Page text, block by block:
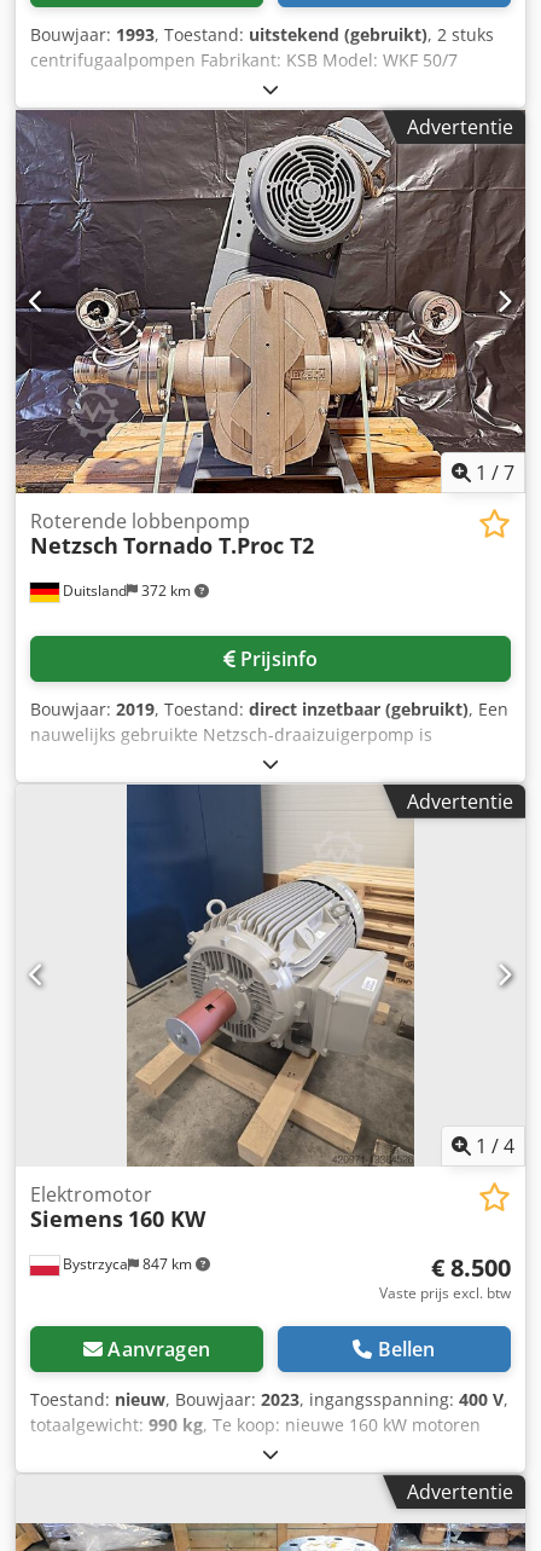
Bouwjaar: 1993, Toestand: uitstekend (gebruikt), 2 stuks
centrifugaalpompen Fabrikant: KSB Model: WKF 50/7
Debiet: 5,5 l/s (19,8 m³/u) Opvoerhoogte: 214 meter (21,4
bar) Max. temperatuur: 130°C Afdichting: Mechanical seal
met spoelwateraansluiting Crsdoibwarspfx Aaiof
Elektromotor: VEM Aandrijfvermogen: 30 kW Toerental:
2935 tpm ! Prijs per stuk !
Advertentie
1 /7
Duitsland 372 km
Roterende lobbenpomp
Netzsch Tornado T.Proc T2
Prijsinfo
Bouwjaar: 2019, Toestand: direct inzetbaar (gebruikt), Een
nauwelijks gebruikte Netzsch-draaizuigerpomp is
beschikbaar. Debiet: 30 m³/u, max. druk: 2 bar, max.
temperatuur: 80 °C, uitvoering: kortgekoppeld, aantal
polen: 6, bedrijfsuren: circa 5 uur. Documentatie is
beschikbaar. Inspectie ter plaatse is mogelijk. Cjdpswtg
Advertentie
1 /4
Bystrzyca 847 km
Elektromotor
Siemens 160 KW
€ 8.500
Vaste prijs excl. btw
Aanvragen Bellen
Toestand: nieuw, Bouwjaar: 2023, ingangsspanning: 400 V,
totaalgewicht: 990 kg, Te koop: nieuwe 160 kW motoren
Siemens 12 maanden garantie 4 stuks beschikbaar Codpfx
Aaewr Tzreierf NIEUW
Advertentie